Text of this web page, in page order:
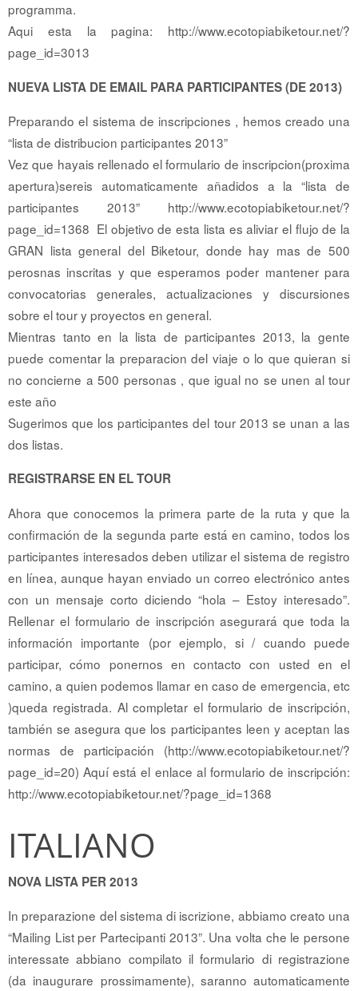
programma.
Aqui esta la pagina: http://www.ecotopiabiketour.net/?
page_id=3013
NUEVA LISTA DE EMAIL PARA PARTICIPANTES (DE 2013)
Preparando el sistema de inscripciones , hemos creado una
“lista de distribucion participantes 2013”
Vez que hayais rellenado el formulario de inscripcion(proxima
apertura)sereis automaticamente añadidos a la “lista de
participantes 2013” http://www.ecotopiabiketour.net/?
page_id=1368 El objetivo de esta lista es aliviar el flujo de la
GRAN lista general del Biketour, donde hay mas de 500
perosnas inscritas y que esperamos poder mantener para
convocatorias generales, actualizaciones y discursiones
sobre el tour y proyectos en general.
Mientras tanto en la lista de participantes 2013, la gente
puede comentar la preparacion del viaje o lo que quieran si
no concierne a 500 personas , que igual no se unen al tour
este año
Sugerimos que los participantes del tour 2013 se unan a las
dos listas.
REGISTRARSE EN EL TOUR
Ahora que conocemos la primera parte de la ruta y que la
confirmación de la segunda parte está en camino, todos los
participantes interesados deben utilizar el sistema de registro
en línea, aunque hayan enviado un correo electrónico antes
con un mensaje corto diciendo “hola – Estoy interesado”.
Rellenar el formulario de inscripción asegurará que toda la
información importante (por ejemplo, si / cuando puede
participar, cómo ponernos en contacto con usted en el
camino, a quien podemos llamar en caso de emergencia, etc
)queda registrada. Al completar el formulario de inscripción,
también se asegura que los participantes leen y aceptan las
normas de participación (http://www.ecotopiabiketour.net/?
page_id=20) Aquí está el enlace al formulario de inscripción:
http://www.ecotopiabiketour.net/?page_id=1368
ITALIANO
NOVA LISTA PER 2013
In preparazione del sistema di iscrizione, abbiamo creato una
“Mailing List per Partecipanti 2013”. Una volta che le persone
interessate abbiano compilato il formulario di registrazione
(da inaugurare prossimamente), saranno automaticamente